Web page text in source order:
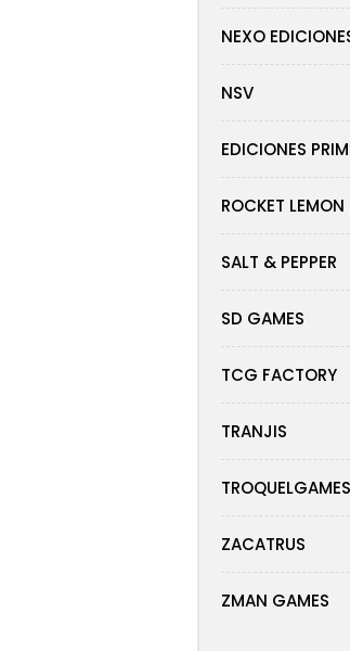
NEXO
NSV
EDICIONES
ROCKET LEMON
SALT & PEPPER
SD GAMES
TCG FACTORY
TRANJIS
TROQUELGAMES
ZACATRUS
ZMAN GAMES